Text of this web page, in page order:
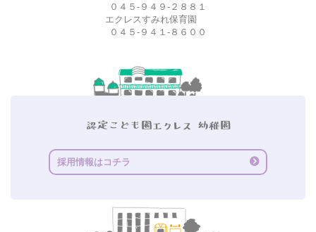
０４５-９４９-２８８１
エクレスすみれ保育園
０４５-９４１-８６００
採用情報はコチラ